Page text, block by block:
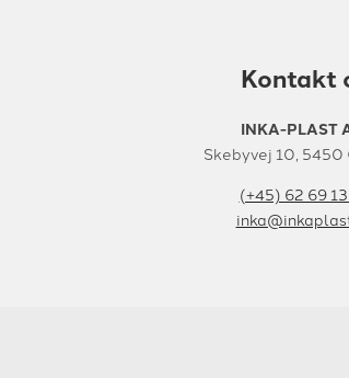
Kontakt
INKA-PLAST
Skebyvej 10,
(+45) 62 69